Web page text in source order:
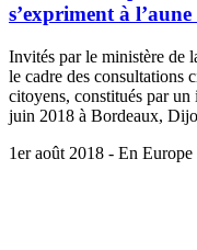
s’expriment à
Invités par le ministère de
le cadre des consultations
citoyens, constitués par un
juin 2018 à Bordeaux,
1er août 2018 - En Europe